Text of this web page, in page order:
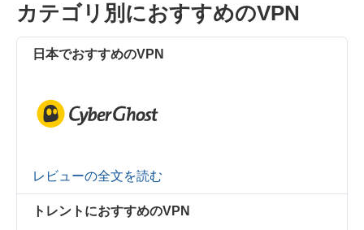
カテゴリ別におすすめのVPN
日本でおすすめのVPN
レビューの全文を読む
トレントにおすすめのVPN